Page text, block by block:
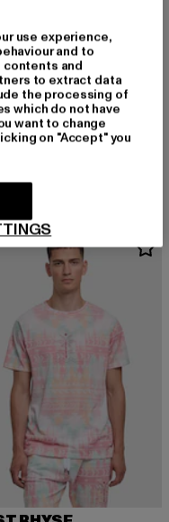
LIFE
use experience,
and to
and
to extract data
the processing of
which do not have
want to change
on "Accept" you